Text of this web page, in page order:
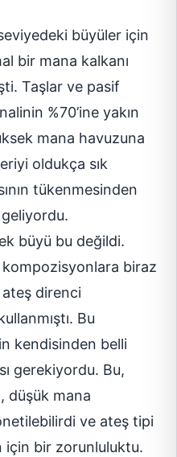
büyüler için
bir mana kalkanı
Taşlar ve pasif
%70’ine yakın
mana havuzuna
oldukça sık
tükenmesinden
geliyordu.
büyü bu değildi.
kompozisyonlara biraz
ateş direnci
Bu
kendisinden belli
gerekiyordu. Bu,
düşük mana
ve ateş tipi
için bir zorunluluktu.